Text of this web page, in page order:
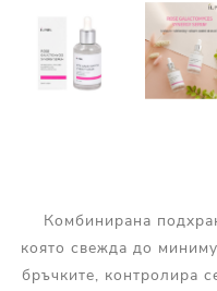
Комбинирана
която свежда до
бръчките, контролира